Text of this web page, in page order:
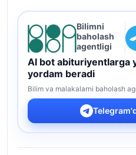
Bilimni
baholash
agentligi
AI bot abituriyentlarga
yordam beradi
Bilim va malakalarni baholash